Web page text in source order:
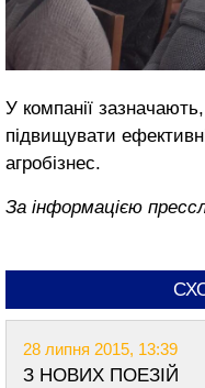
У компанії
підвищувати
агробізнес.
За інформацією
28 липня 2015, 13:39
З НОВИХ ПОЕЗІЙ